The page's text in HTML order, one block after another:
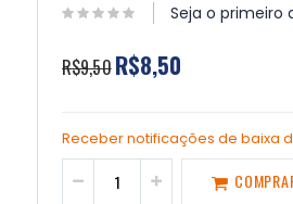
Seja o primeiro
R$9,50R$8,50
Receber notificações de baixa